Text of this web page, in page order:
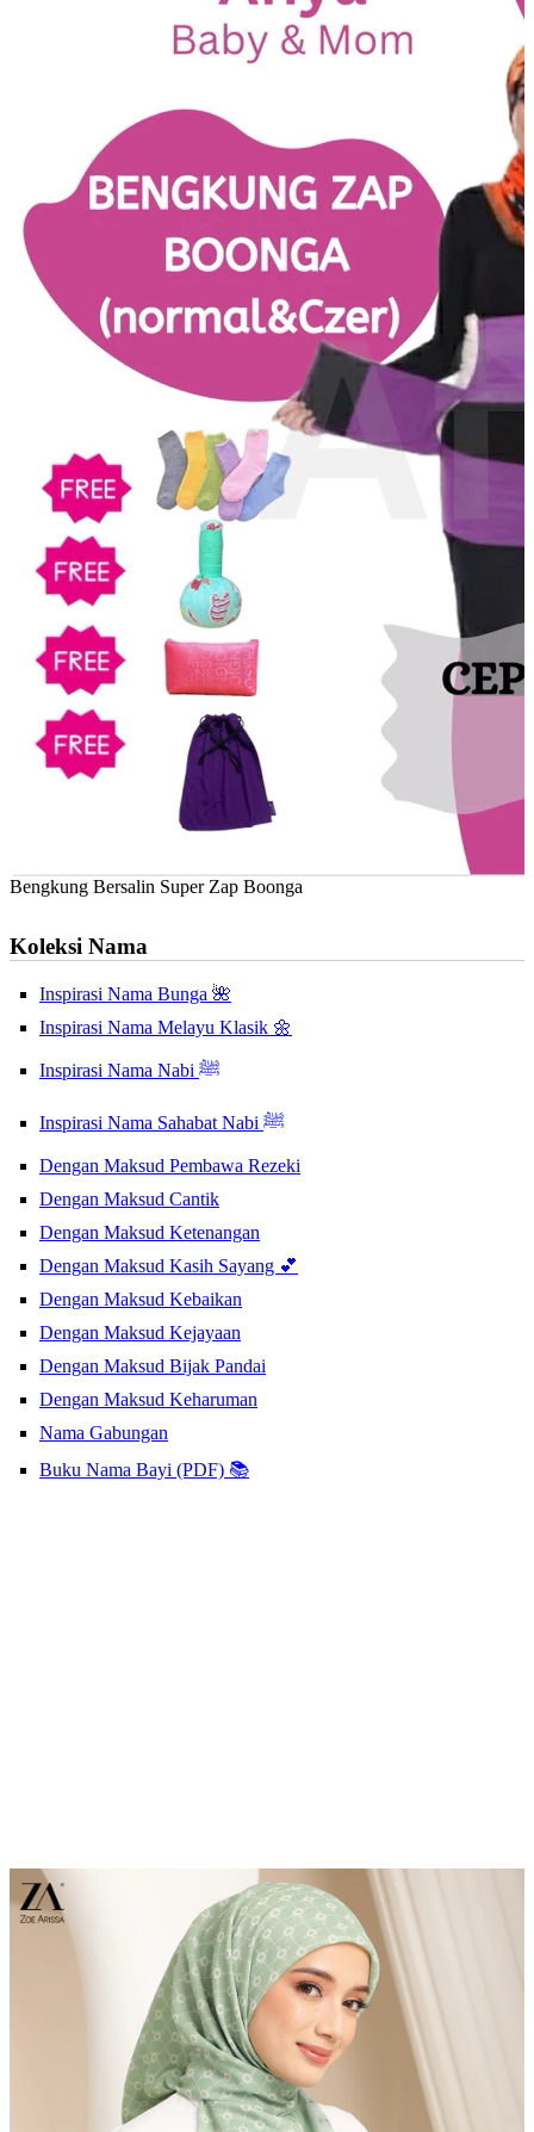
Bengkung Bersalin Super Zap Boonga
Koleksi Nama
Inspirasi Nama Bunga 🌺
Inspirasi Nama Melayu Klasik 🌼
Inspirasi Nama Nabi ﷺ
Inspirasi Nama Sahabat Nabi ﷺ
Dengan Maksud Pembawa Rezeki
Dengan Maksud Cantik
Dengan Maksud Ketenangan
Dengan Maksud Kasih Sayang 💕
Dengan Maksud Kebaikan
Dengan Maksud Kejayaan
Dengan Maksud Bijak Pandai
Dengan Maksud Keharuman
Nama Gabungan
Buku Nama Bayi (PDF) 📚